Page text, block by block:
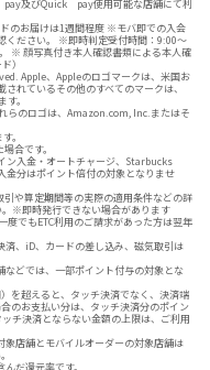
及びQuick pay使用可能な店舗にて利
のお届けは1週間程度 ※モバ即での入会
ください。 ※即時判定受付時間：9:00～
※ 顔写真付き本人確認書類による本人確
）
Apple、Appleのロゴマークは、米国お
れているその他のすべてのマークは、
。
のロゴは、Amazon.com, Inc.またはそ
。
合です。
ン入金・オートチャージ、Starbucks
金分はポイント倍付の対象となりませ
や算定期間等の実際の適用条件などの詳
※即時発行できない場合があります
でもETC利用のご請求があった方は翌年
、iD、カードの差し込み、磁気取引は
どでは、一部ポイント付与の対象とな
を超えると、タッチ決済でなく、決済端
のお支払い分は、タッチ決済分のポイン
チ決済とならない金額の上限は、ご利用
店舗とモバイルオーダーの対象店舗は